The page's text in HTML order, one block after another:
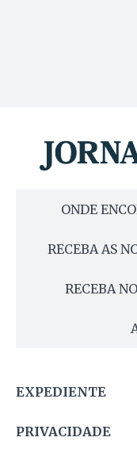
ONDE
RECEBA AS
RECEBA
EXPEDIENTE
PRIVACIDADE